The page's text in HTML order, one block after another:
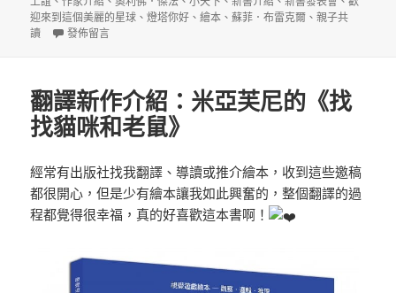
期:
迎來到這個美麗的星球 、燈塔你好 、繪本 、蘇菲．布雷克爾 、親子共
讀
在〈新繪本介紹：Sophie Blackall 的《If You Come to Earth》〉
發佈留言
翻譯新作介紹：米亞芙尼的《找
找貓咪和老鼠》
經常有出版社找我翻譯、導讀或推介繪本，收到這些邀稿
都很開心，但是少有繪本讓我如此興奮的，整個翻譯的過
程都覺得很幸福，真的好喜歡這本書啊！